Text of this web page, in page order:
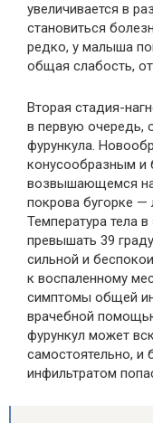
увеличивается в
становиться
редко, у малыша
общая слабость,
Вторая стадия-
в первую очередь,
фурункула.
конусообразным и
возвышающемся
покрова бугорке —
Температура тела
превышать 39
сильной и
к воспаленному
симптомы общей
врачебной
фурункул может
самостоятельно, и
инфильтратом